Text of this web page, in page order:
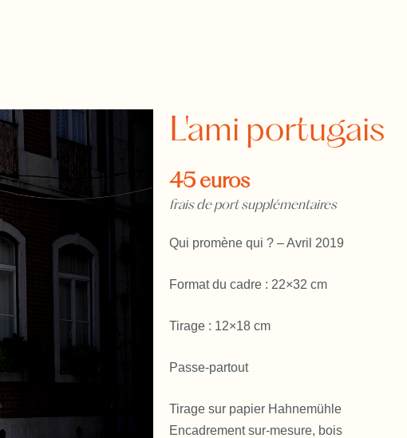
L'ami portugais
45 euros
frais de port supplémentaires
Qui promène qui ? – Avril 2019
Format du cadre : 22×32 cm
Tirage : 12×18 cm
Passe-partout
Tirage sur papier Hahnemühle
Encadrement sur-mesure, bois